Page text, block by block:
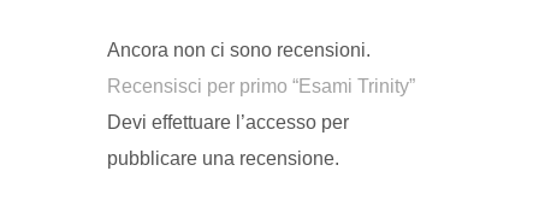
Ancora non ci sono recensioni.
Recensisci per primo “Esami Trinity”
Devi effettuare l’accesso per
pubblicare una recensione.